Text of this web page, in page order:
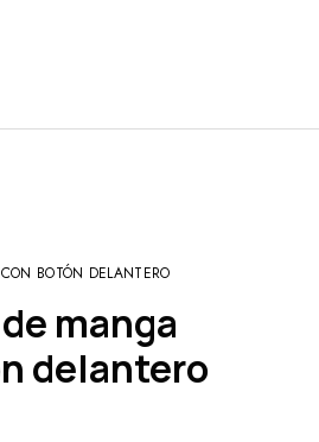
BOTÓN DELANTERO
delantero